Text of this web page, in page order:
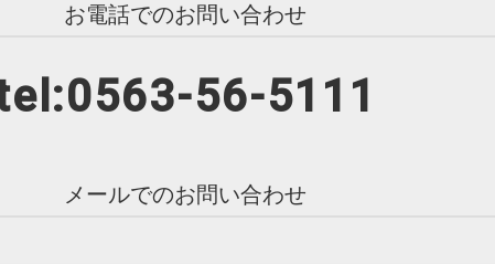
お電話でのお問い合わせ
56-5111
メールでのお問い合わせ